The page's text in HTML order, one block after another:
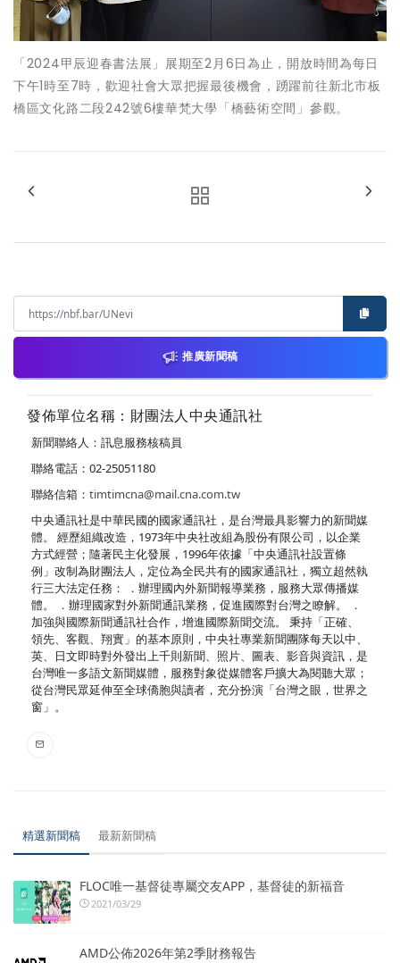
「2024甲辰迎春書法展」展期至2月6日為止，開放時間為每日
下午1時至7時，歡迎社會大眾把握最後機會，踴躍前往新北市板
橋區文化路二段242號6樓華梵大學「橋藝術空間」參觀。
推廣新聞稿
發佈單位名稱：財團法人中央通訊社
新聞聯絡人：訊息服務核稿員
聯絡電話：02-25051180
聯絡信箱： timtimcna@mail.cna.com.tw
中央通訊社是中華民國的國家通訊社，是台灣最具影響力的新聞媒
體。 經歷組織改造，1973年中央社改組為股份有限公司，以企業
方式經營；隨著民主化發展，1996年依據「中央通訊社設置條
例」改制為財團法人，定位為全民共有的國家通訊社，獨立超然執
行三大法定任務： ．辦理國內外新聞報導業務，服務大眾傳播媒
體。 ．辦理國家對外新聞通訊業務，促進國際對台灣之瞭解。 ．
加強與國際新聞通訊社合作，增進國際新聞交流。 秉持「正確、
領先、客觀、翔實」的基本原則，中央社專業新聞團隊每天以中、
英、日文即時對外發出上千則新聞、照片、圖表、影音與資訊，是
台灣唯一多語文新聞媒體，服務對象從媒體客戶擴大為閱聽大眾；
從台灣民眾延伸至全球僑胞與讀者，充分扮演「台灣之眼，世界之
窗」。
精選新聞稿 最新新聞稿
FLOC唯一基督徒專屬交友APP，基督徒的新福音
2021/03/29
AMD公佈2026年第2季財務報告